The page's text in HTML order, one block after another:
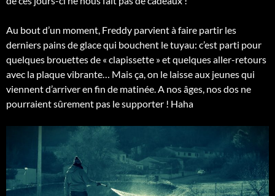
Au bout d’un moment, Freddy parvient à faire partir les
derniers pains de glace qui bouchent le tuyau: c’est parti pour
quelques brouettes de « clapissette » et quelques aller-retours
avec la plaque vibrante… Mais ça, on le laisse aux jeunes qui
viennent d’arriver en fin de matinée. A nos âges, nos dos ne
pourraient sûrement pas le supporter ! Haha